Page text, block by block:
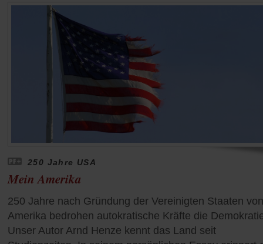
250 Jahre USA
Mein Amerika
250 Jahre nach Gründung der Vereinigten Staaten von
Amerika bedrohen autokratische Kräfte die
Unser Autor Arnd Henze kennt das Land seit